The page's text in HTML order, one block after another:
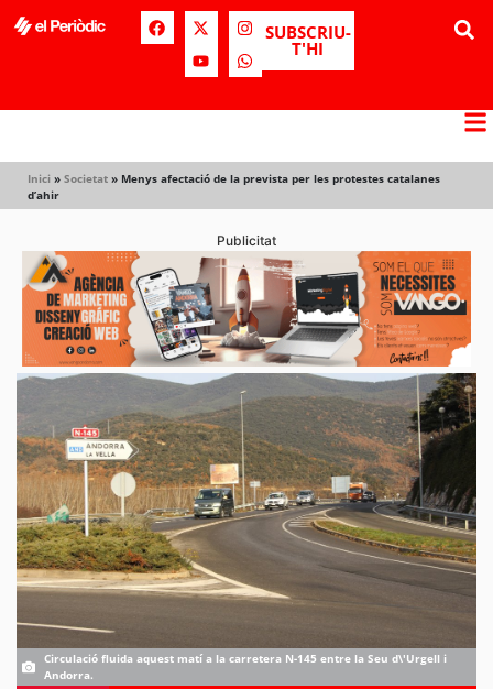
SUBSCRIU-
T'HI
Inici » Societat » Menys afectació de la prevista per les protestes catalanes
d’ahir
Publicitat
Circulació fluida aquest matí a la carretera N-145 entre la Seu d\'Urgell i
Andorra.